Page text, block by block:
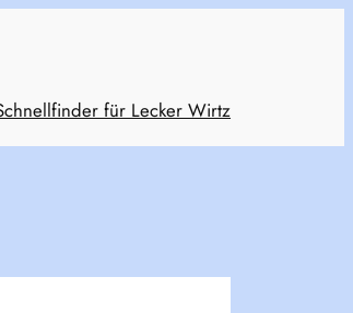
für Lecker Wirtz